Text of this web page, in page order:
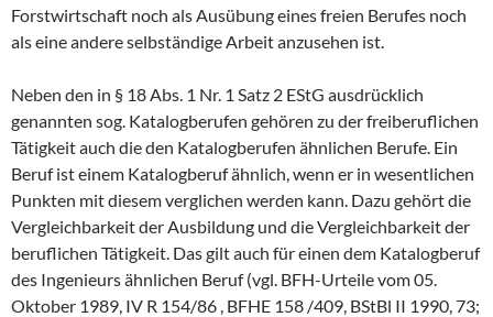
Forstwirtschaft noch als Ausübung eines freien Berufes noch
als eine andere selbständige Arbeit anzusehen ist.
Neben den in § 18 Abs. 1 Nr. 1 Satz 2 EStG ausdrücklich
genannten sog. Katalogberufen gehören zu der freiberuflichen
Tätigkeit auch die den Katalogberufen ähnlichen Berufe. Ein
Beruf ist einem Katalogberuf ähnlich, wenn er in wesentlichen
Punkten mit diesem verglichen werden kann. Dazu gehört die
Vergleichbarkeit der Ausbildung und die Vergleichbarkeit der
beruflichen Tätigkeit. Das gilt auch für einen dem Katalogberuf
des Ingenieurs ähnlichen Beruf (vgl. BFH-Urteile vom 05.
Oktober 1989, IV R 154/86 , BFHE 158 /409, BStBl II 1990, 73;